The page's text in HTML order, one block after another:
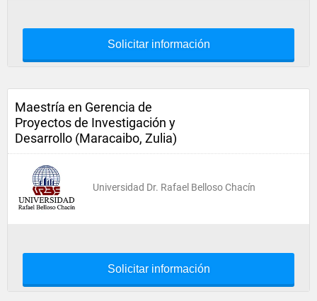
Solicitar información
Maestría en Gerencia de
Proyectos de Investigación y
Desarrollo (Maracaibo, Zulia)
Universidad Dr. Rafael Belloso Chacín
Solicitar información